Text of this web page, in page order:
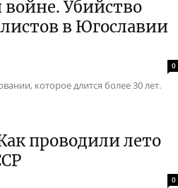
Убийство
в Югославии
0
которое длится более 30 лет.
проводили лето
0